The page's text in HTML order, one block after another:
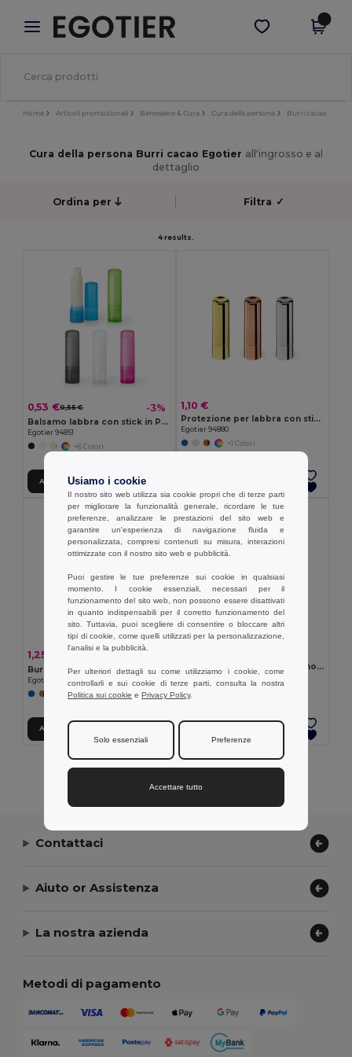
× App Egotier
Prezzi migliori sull'app!
Scarica app
Home Articoli promozionali Benessere & Cura Cura della persona Burri cacao
Cura della persona Burri cacao Egotier all'ingrosso e al
dettaglio
Ordina per Filtra ✓
4 results.
0,53 €0,55 € -3%
Balsamo labbra con stick in PS e PP
Egotier 94851
+6 Colori
Aggiungi al carrello
1,10 €
Protezione per labbra con stick in ABS
Egotier 94880
+1 Colori
1,25 €
Burrocacao con involucro a forma di sfera in ABS
Egotier 94882
Aggiungi al carrello
Balsamo per le labbra vegano, in ABS riciclato (rABS) e PP con aroma alla vaniglia
Visualizzazione Di Tutti I Prodotti.
Contattaci
Aiuto or Assistenza
La nostra azienda
Metodi di pagamento
Usiamo i cookie
Il nostro sito web utilizza sia cookie propri che di terze parti
per migliorare la funzionalità generale, ricordare le tue
preferenze, analizzare le prestazioni del sito web e
garantire un'esperienza di navigazione fluida e
personalizzata, compresi contenuti su misura, interazioni
ottimizzate con il nostro sito web e pubblicità.
Puoi gestire le tue preferenze sui cookie in qualsiasi
momento. I cookie essenziali, necessari per il
funzionamento del sito web, non possono essere disattivati
in quanto indispensabili per il corretto funzionamento del
sito. Tuttavia, puoi scegliere di consentire o bloccare altri
tipi di cookie, come quelli utilizzati per la personalizzazione,
l'analisi e la pubblicità.
Per ulteriori dettagli su come utilizziamo i cookie, come
controllarli e sui cookie di terze parti, consulta la nostra
Politica sui cookie e Privacy Policy.
Solo essenziali Preferenze
Accettare tutto